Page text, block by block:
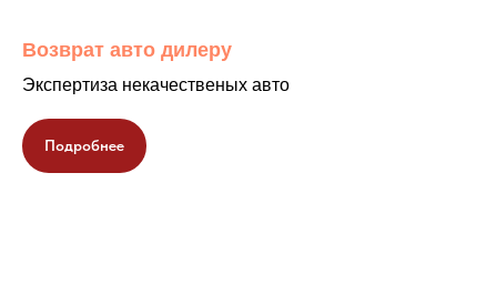
Возврат авто дилеру
Экспертиза некачественых авто
Подробнее